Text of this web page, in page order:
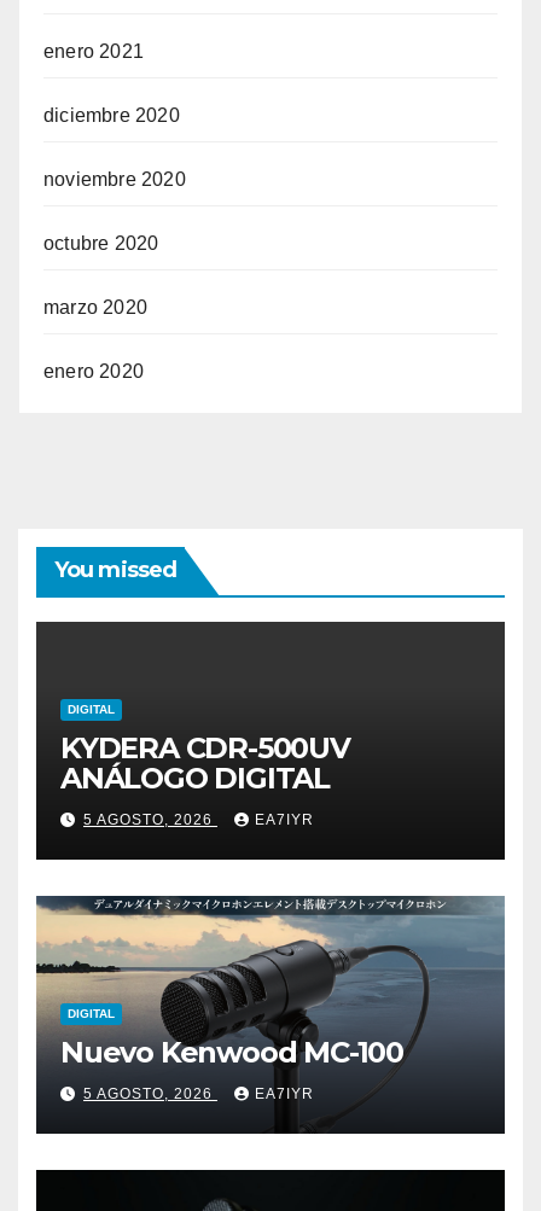
enero 2021
diciembre 2020
noviembre 2020
octubre 2020
marzo 2020
enero 2020
You missed
DIGITAL
KYDERA CDR-500UV
ANÁLOGO DIGITAL
5 AGOSTO, 2026 EA7IYR
DIGITAL
Nuevo Kenwood MC-100
5 AGOSTO, 2026 EA7IYR